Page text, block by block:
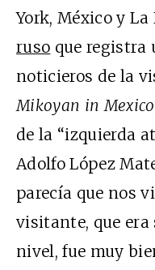
York, México y
ruso que registra
noticieros de la
Mikoyan in Mexico
de la “izquierda
Adolfo López
parecía que nos
visitante, que
nivel, fue muy